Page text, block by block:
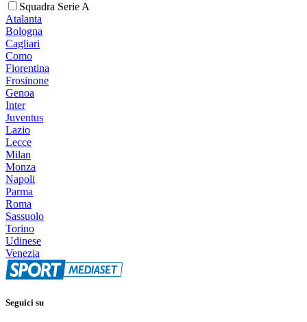
Squadra Serie A
Atalanta
Bologna
Cagliari
Como
Fiorentina
Frosinone
Genoa
Inter
Juventus
Lazio
Lecce
Milan
Monza
Napoli
Parma
Roma
Sassuolo
Torino
Udinese
Venezia
Seguici su